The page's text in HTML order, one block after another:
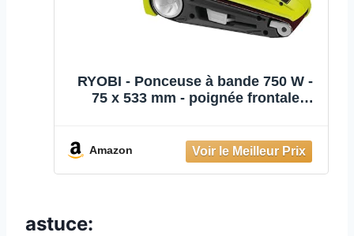
RYOBI - Ponceuse à bande 750 W -
75 x 533 mm - poignée frontale
abrasives grain 60/100 / 120 -
EBS750
Amazon
astuce: